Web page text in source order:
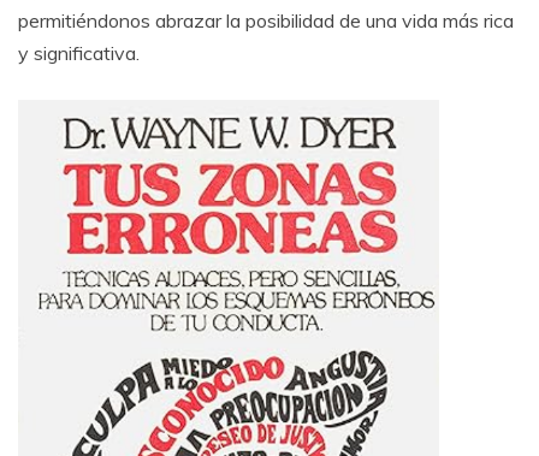
permitiéndonos abrazar la posibilidad de una vida más rica
y significativa.